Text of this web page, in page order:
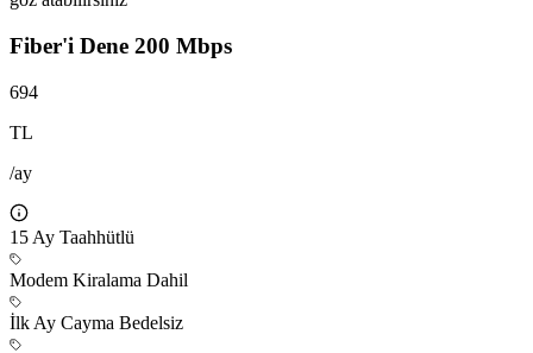
Fiber'i Dene 200 Mbps
694
TL
/ay
15 Ay Taahhütlü
Modem Kiralama Dahil
İlk Ay Cayma Bedelsiz